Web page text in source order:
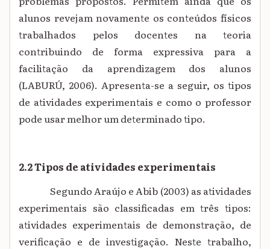
alunos revejam novamente os conteúdos físicos
trabalhados pelos docentes na teoria
contribuindo de forma expressiva para a
facilitação da aprendizagem dos alunos
(LABURÚ, 2006). Apresenta-se a seguir, os tipos
de atividades experimentais e como o professor
pode usar melhor um determinado tipo.
2.2 Tipos de atividades experimentais
Segundo Araújo e Abib (2003) as atividades
experimentais são classificadas em três tipos:
atividades experimentais de demonstração, de
verificação e de investigação. Neste trabalho,